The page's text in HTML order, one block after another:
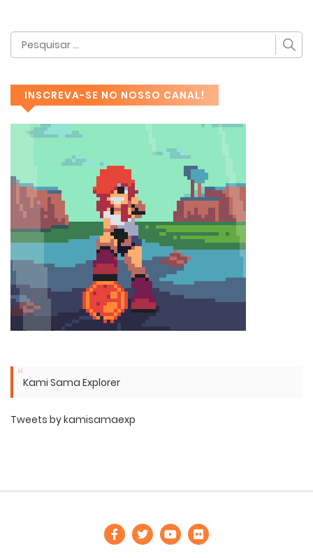
INSCREVA-SE NO NOSSO CANAL!
Kami Sama Explorer
Tweets by kamisamaexp